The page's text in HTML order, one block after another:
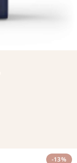
-13%